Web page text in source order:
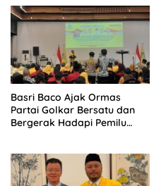
Basri Baco Ajak Ormas
Partai Golkar Bersatu dan
Bergerak Hadapi Pemilu